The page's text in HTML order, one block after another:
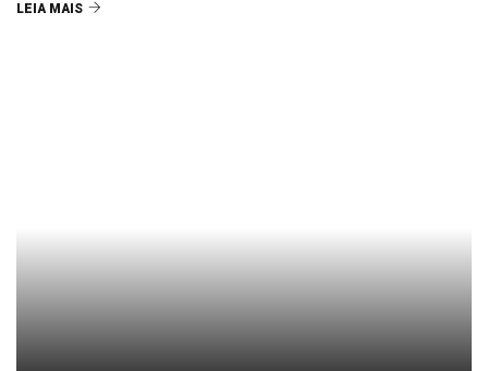
LEIA MAIS